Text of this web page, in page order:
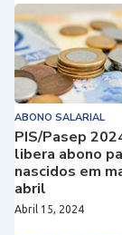
ABONO SALARIAL
PIS/Pasep
libera abono
nascidos em
abril
Abril 15, 2024